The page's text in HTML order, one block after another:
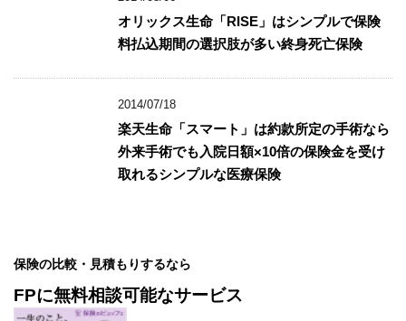
オリックス生命「RISE」はシンプルで保険
料払込期間の選択肢が多い終身死亡保険
2014/07/18
楽天生命「スマート」は約款所定の手術なら
外来手術でも入院日額×10倍の保険金を受け
取れるシンプルな医療保険
保険の比較・見積もりするなら
FPに無料相談可能なサービス